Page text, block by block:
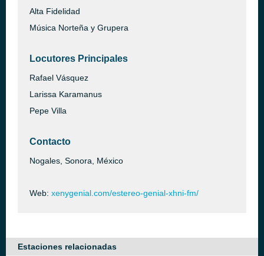
Alta Fidelidad
Música Norteña y Grupera
Locutores Principales
Rafael Vásquez
Larissa Karamanus
Pepe Villa
Contacto
Nogales, Sonora, México
Web: xenygenial.com/estereo-genial-xhni-fm/
Estaciones relacionadas